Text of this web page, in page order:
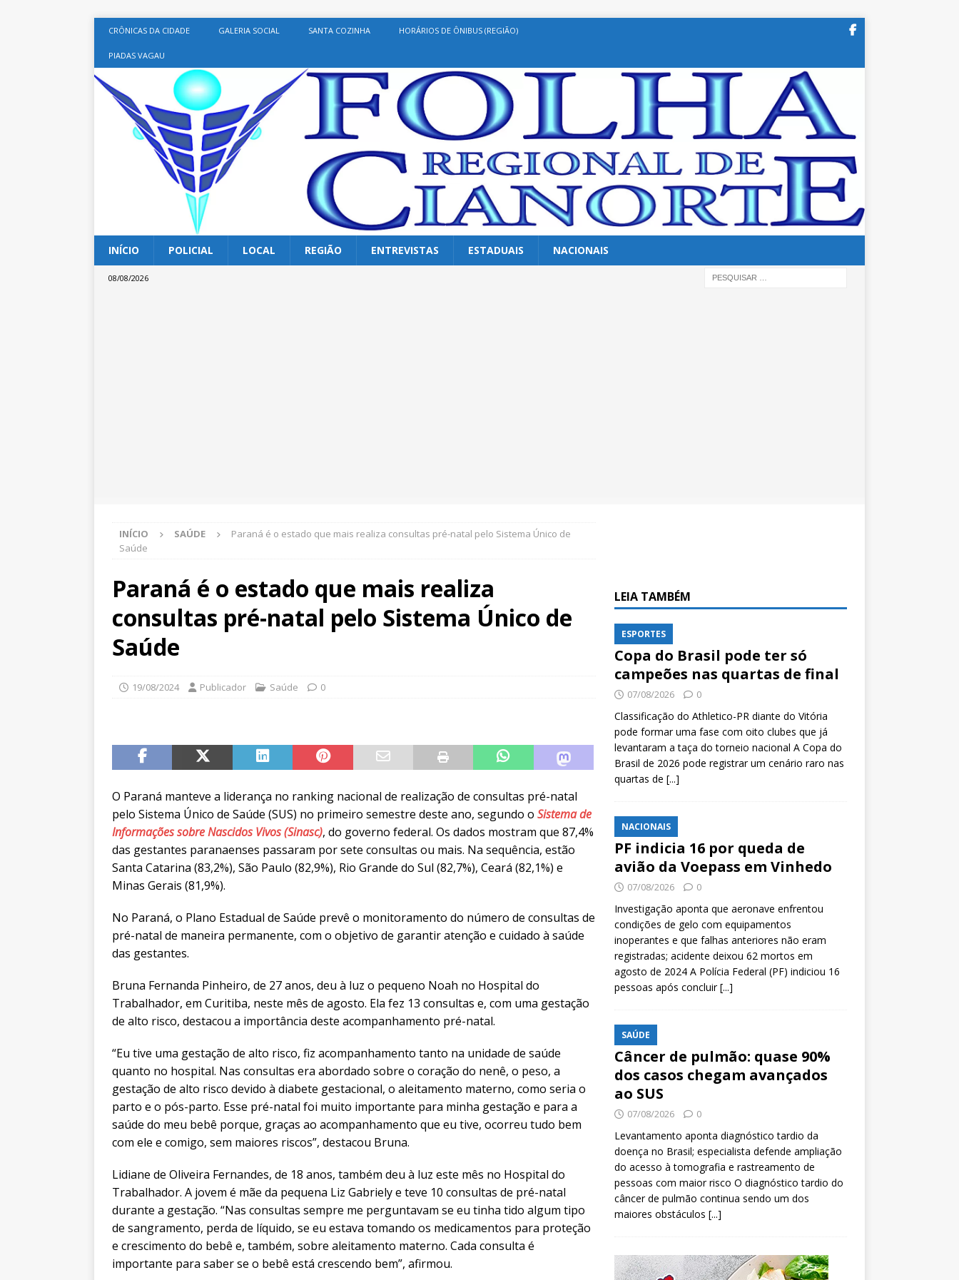
CRÔNICAS DA CIDADE GALERIA SOCIAL SANTA COZINHA HORÁRIOS DE ÔNIBUS (REGIÃO)
PIADAS VAGAU
INÍCIO POLICIAL LOCAL REGIÃO ENTREVISTAS ESTADUAIS NACIONAIS
08/08/2026
INÍCIO SAÚDE
Paraná é o estado que mais realiza consultas pré-natal pelo Sistema Único de
Saúde
Paraná é o estado que mais realiza
consultas pré-natal pelo Sistema Único de
Saúde
19/08/2024 Publicador Saúde 0
O Paraná manteve a liderança no ranking nacional de realização de consultas pré-natal
pelo Sistema Único de Saúde (SUS) no primeiro semestre deste ano, segundo o Sistema de
Informações sobre Nascidos Vivos (Sinasc), do governo federal. Os dados mostram que 87,4%
das gestantes paranaenses passaram por sete consultas ou mais. Na sequência, estão
Santa Catarina (83,2%), São Paulo (82,9%), Rio Grande do Sul (82,7%), Ceará (82,1%) e
Minas Gerais (81,9%).
No Paraná, o Plano Estadual de Saúde prevê o monitoramento do número de consultas de
pré-natal de maneira permanente, com o objetivo de garantir atenção e cuidado à saúde
das gestantes.
Bruna Fernanda Pinheiro, de 27 anos, deu à luz o pequeno Noah no Hospital do
Trabalhador, em Curitiba, neste mês de agosto. Ela fez 13 consultas e, com uma gestação
de alto risco, destacou a importância deste acompanhamento pré-natal.
“Eu tive uma gestação de alto risco, fiz acompanhamento tanto na unidade de saúde
quanto no hospital. Nas consultas era abordado sobre o coração do nenê, o peso, a
gestação de alto risco devido à diabete gestacional, o aleitamento materno, como seria o
parto e o pós-parto. Esse pré-natal foi muito importante para minha gestação e para a
saúde do meu bebê porque, graças ao acompanhamento que eu tive, ocorreu tudo bem
com ele e comigo, sem maiores riscos”, destacou Bruna.
Lidiane de Oliveira Fernandes, de 18 anos, também deu à luz este mês no Hospital do
Trabalhador. A jovem é mãe da pequena Liz Gabriely e teve 10 consultas de pré-natal
durante a gestação. “Nas consultas sempre me perguntavam se eu tinha tido algum tipo
de sangramento, perda de líquido, se eu estava tomando os medicamentos para proteção
e crescimento do bebê e, também, sobre aleitamento materno. Cada consulta é
importante para saber se o bebê está crescendo bem”, afirmou.
LEIA TAMBÉM
ESPORTES
Copa do Brasil pode ter só
campeões nas quartas de final
07/08/2026 0
Classificação do Athletico-PR diante do Vitória
pode formar uma fase com oito clubes que já
levantaram a taça do torneio nacional A Copa do
Brasil de 2026 pode registrar um cenário raro nas
quartas de [...]
NACIONAIS
PF indicia 16 por queda de
avião da Voepass em Vinhedo
07/08/2026 0
Investigação aponta que aeronave enfrentou
condições de gelo com equipamentos
inoperantes e que falhas anteriores não eram
registradas; acidente deixou 62 mortos em
agosto de 2024 A Polícia Federal (PF) indiciou 16
pessoas após concluir[...]
SAÚDE
Câncer de pulmão: quase 90%
dos casos chegam avançados
ao SUS
07/08/2026 0
Levantamento aponta diagnóstico tardio da
doença no Brasil; especialista defende ampliação
do acesso à tomografia e rastreamento de
pessoas com maior risco O diagnóstico tardio do
câncer de pulmão continua sendo um dos
maiores obstáculos [...]